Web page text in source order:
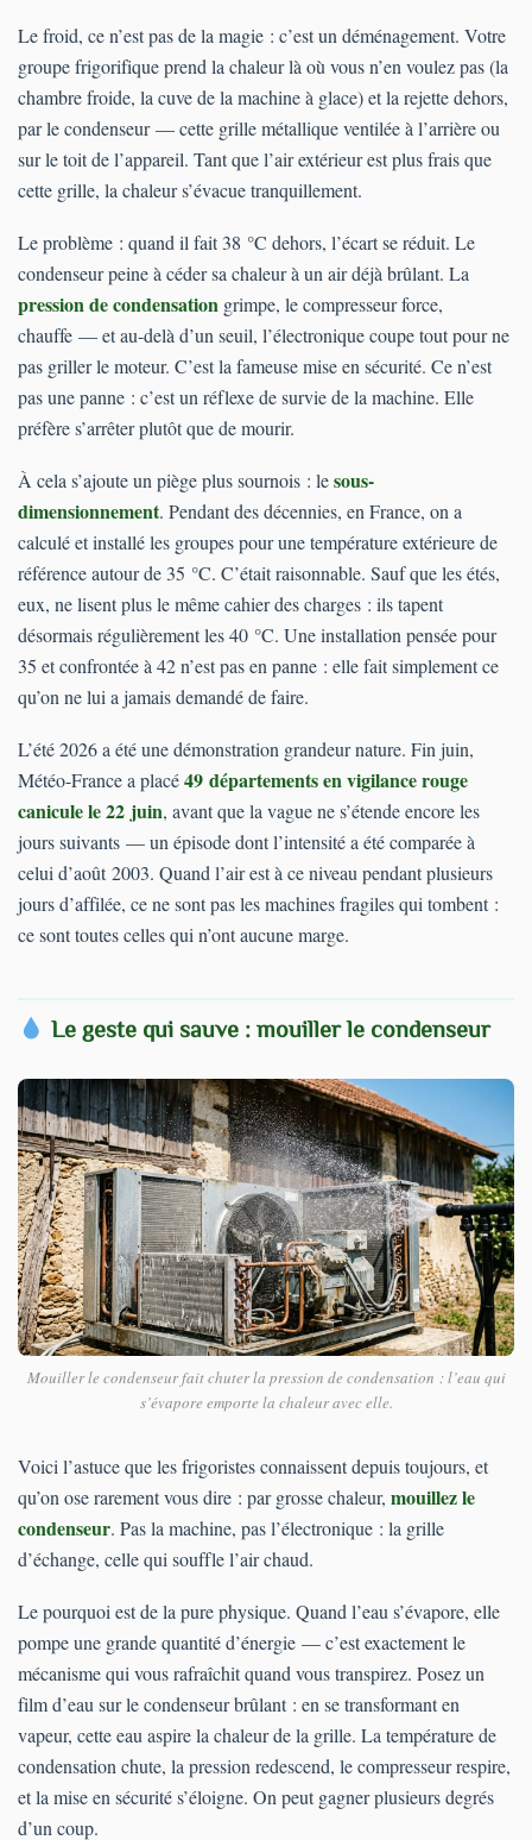
Le froid, ce n’est pas de la magie : c’est un déménagement. Votre
groupe frigorifique prend la chaleur là où vous n’en voulez pas (la
chambre froide, la cuve de la machine à glace) et la rejette dehors,
par le condenseur — cette grille métallique ventilée à l’arrière ou
sur le toit de l’appareil. Tant que l’air extérieur est plus frais que
cette grille, la chaleur s’évacue tranquillement.
Le problème : quand il fait 38 °C dehors, l’écart se réduit. Le
condenseur peine à céder sa chaleur à un air déjà brûlant. La
pression de condensation grimpe, le compresseur force,
chauffe — et au-delà d’un seuil, l’électronique coupe tout pour ne
pas griller le moteur. C’est la fameuse mise en sécurité. Ce n’est
pas une panne : c’est un réflexe de survie de la machine. Elle
préfère s’arrêter plutôt que de mourir.
À cela s’ajoute un piège plus sournois : lesous-
dimensionnement. Pendant des décennies, en France, on a
calculé et installé les groupes pour une température extérieure de
référence autour de 35 °C. C’était raisonnable. Sauf que les étés,
eux, ne lisent plus le même cahier des charges : ils tapent
désormais régulièrement les 40 °C. Une installation pensée pour
35 et confrontée à 42 n’est pas en panne : elle fait simplement ce
qu’on ne lui a jamais demandé de faire.
L’été 2026 a été une démonstration grandeur nature. Fin juin,
Météo-France a placé49 départements en vigilance rouge
canicule le 22 juin, avant que la vague ne s’étende encore les
jours suivants — un épisode dont l’intensité a été comparée à
celui d’août 2003. Quand l’air est à ce niveau pendant plusieurs
jours d’affilée, ce ne sont pas les machines fragiles qui tombent :
ce sont toutes celles qui n’ont aucune marge.
Le geste qui sauve : mouiller le condenseur
Mouiller le condenseur fait chuter la pression de condensation : l’eau qui
s’évapore emporte la chaleur avec elle.
Voici l’astuce que les frigoristes connaissent depuis toujours, et
qu’on ose rarement vous dire : par grosse chaleur, mouillez le
condenseur. Pas la machine, pas l’électronique : la grille
d’échange, celle qui souffle l’air chaud.
Le pourquoi est de la pure physique. Quand l’eau s’évapore, elle
pompe une grande quantité d’énergie — c’est exactement le
mécanisme qui vous rafraîchit quand vous transpirez. Posez un
film d’eau sur le condenseur brûlant : en se transformant en
vapeur, cette eau aspire la chaleur de la grille. La température de
condensation chute, la pression redescend, le compresseur respire,
et la mise en sécurité s’éloigne. On peut gagner plusieurs degrés
d’un coup.